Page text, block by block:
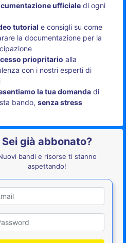
ufficiale di ogni
tutorial e consigli su come
la documentazione per la
priopritario alla
con i nostri esperti di
la tua domanda di
bando,senza stress
Sei già abbonato?
bandi e risorse ti stanno
aspettando!